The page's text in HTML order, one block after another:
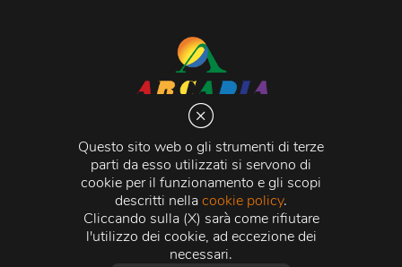
Questo sito web o gli strumenti di terze
parti da esso utilizzati si servono di
cookie per il funzionamento e gli scopi
descritti nellacookie policy.
Cliccando sulla (X) sarà come rifiutare
l'utilizzo dei cookie, ad eccezione dei
necessari.
Via Martiri della Libertà 20066 Melzo (MI)
C.C.I.A.A. - R.E.A di Milano n. 1427910
Registro delle Imprese di Milano n. 338392 -
Fiscale e Partita Iva11015840157 | Capitale Sociale
500.000,00 i.v.
Credits:Crea Informatica S.r.l. 2026 © Tutti i diritti
riservati.